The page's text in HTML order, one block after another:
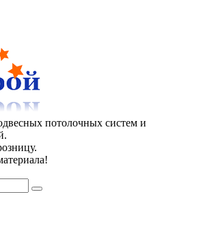
потолочных систем и